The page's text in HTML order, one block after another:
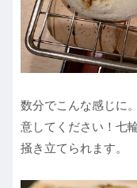
数分でこんな感じに
意してください！七
掻き立てられます。